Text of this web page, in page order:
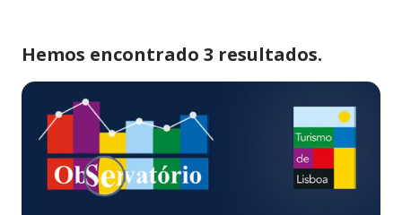
Hemos encontrado 3 resultados.